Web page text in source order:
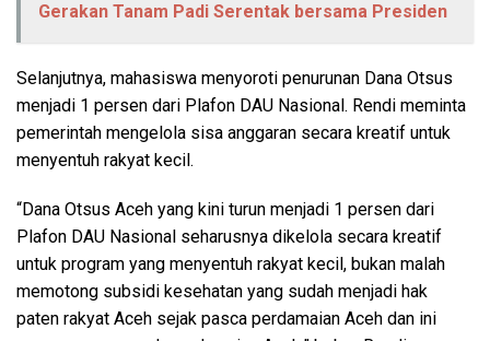
Gerakan Tanam Padi Serentak bersama Presiden
Selanjutnya, mahasiswa menyoroti penurunan Dana Otsus
menjadi 1 persen dari Plafon DAU Nasional. Rendi meminta
pemerintah mengelola sisa anggaran secara kreatif untuk
menyentuh rakyat kecil.
“Dana Otsus Aceh yang kini turun menjadi 1 persen dari
Plafon DAU Nasional seharusnya dikelola secara kreatif
untuk program yang menyentuh rakyat kecil, bukan malah
memotong subsidi kesehatan yang sudah menjadi hak
paten rakyat Aceh sejak pasca perdamaian Aceh dan ini